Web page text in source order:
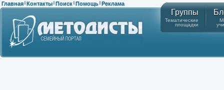
Главная | Контакты | Поиск | Помощь | Реклама
Группы
Тематические
площадки